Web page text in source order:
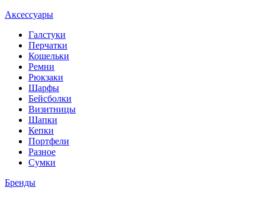
Аксессуары
Галстуки
Перчатки
Кошельки
Ремни
Рюкзаки
Шарфы
Бейсболки
Визитницы
Шапки
Кепки
Портфели
Разное
Сумки
Бренды